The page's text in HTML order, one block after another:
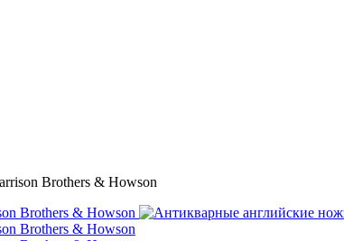
Brothers & Howson